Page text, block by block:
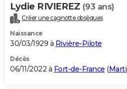
Lydie RIVIEREZ (93 ans)
Créer une cagnotte obsèques
Naissance
30/03/1929 à Rivière-Pilote
Décès
06/11/2022 à Fort-de-France (